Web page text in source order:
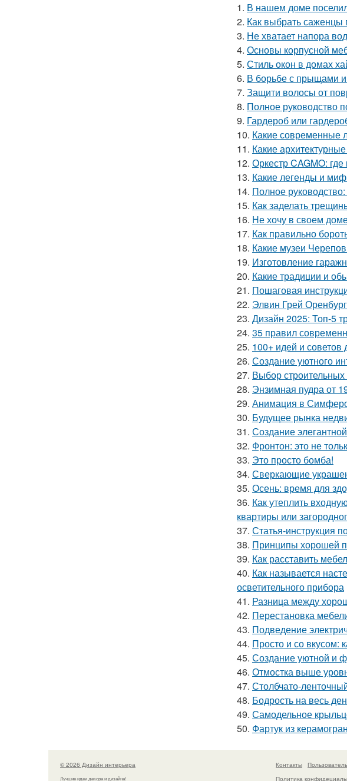
1. В нашем доме
2. Как выбрать саженцы
3. Не хватает напора
4. Основы корпусной
5. Стиль окон в домах
6. В борьбе с прыщами и
7. Защити волосы от
8. Полное руководство
9. Гардероб или
10. Какие современные
11. Какие
12. Оркестр CAGMO:
13. Какие легенды и
14. Полное
15. Как заделать
16. Не хочу в своем
17. Как правильно
18. Какие музеи
19. Изготовление
20. Какие традиции и
21. Пошаговая
22. Элвин Грей
23. Дизайн 2025: Топ-5
24. 35 правил
25. 100+ идей и советов
26. Создание уютного
27. Выбор
28. Энзимная пудра от
29. Анимация в
30. Будущее рынка
31. Создание
32. Фронтон: это не
33. Это просто бомба!
34. Сверкающие
35. Осень: время для
36. Как утеплить
квартиры или
37. Статья-инструкция
38. Принципы хорошей
39. Как расставить
40. Как называется
осветительного прибора
41. Разница между
42. Перестановка
43. Подведение
44. Просто и со вкусом:
45. Создание уютной и
46. Отмостка выше
47. Столбчато-
48. Бодрость на весь
49. Самодельное
50. Фартук из
© 2026 Дизайн интерьера
Лучшие идеи декора и дизайна!
Контакты
Политика